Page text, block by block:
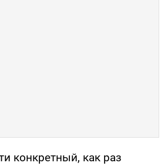
конкретный, как раз